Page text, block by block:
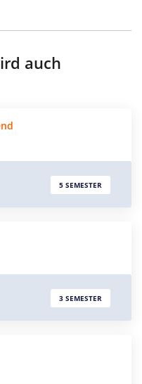
auch
5 SEMESTER
3 SEMESTER